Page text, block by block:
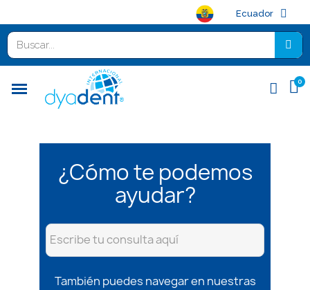
Ecuador
¿Cómo te podemos
ayudar?
También puedes navegar en nuestras